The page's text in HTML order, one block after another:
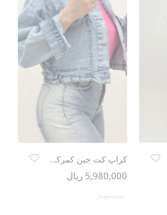
کراپ کت جین کمرکش TR
5,980,000 ریال
Free Size